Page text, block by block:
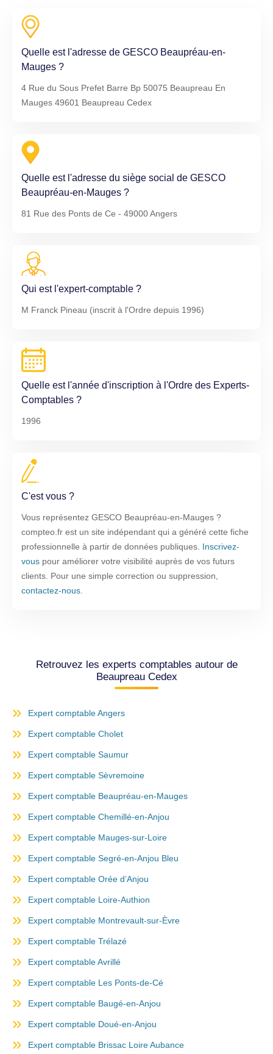
Quelle est l'adresse de GESCO Beaupréau-en-
Mauges ?
4 Rue du Sous Prefet Barre Bp 50075 Beaupreau En
Mauges 49601 Beaupreau Cedex
Quelle est l'adresse du siège social de GESCO
Beaupréau-en-Mauges ?
81 Rue des Ponts de Ce - 49000 Angers
Qui est l'expert-comptable ?
M Franck Pineau (inscrit à l'Ordre depuis 1996)
Quelle est l'année d'inscription à l'Ordre des Experts-
Comptables ?
1996
C'est vous ?
Vous représentez GESCO Beaupréau-en-Mauges ?
compteo.fr est un site indépendant qui a généré cette fiche
professionnelle à partir de données publiques. Inscrivez-
vous pour améliorer votre visibilité auprès de vos futurs
clients. Pour une simple correction ou suppression,
contactez-nous
Retrouvez les experts comptables autour de
Beaupreau Cedex
Expert comptable Angers
Expert comptable Cholet
Expert comptable Saumur
Expert comptable Sèvremoine
Expert comptable Beaupréau-en-Mauges
Expert comptable Chemillé-en-Anjou
Expert comptable Mauges-sur-Loire
Expert comptable Segré-en-Anjou Bleu
Expert comptable Orée d’Anjou
Expert comptable Loire-Authion
Expert comptable Montrevault-sur-Èvre
Expert comptable Trélazé
Expert comptable Avrillé
Expert comptable Les Ponts-de-Cé
Expert comptable Baugé-en-Anjou
Expert comptable Doué-en-Anjou
Expert comptable Brissac Loire Aubance